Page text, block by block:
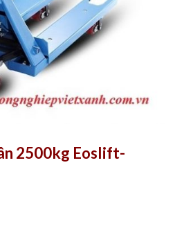
2500kg Eoslift-